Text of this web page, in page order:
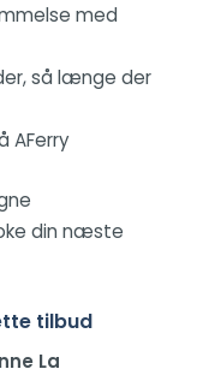
med
så længe der
AFerry
din næste
tilbud
La